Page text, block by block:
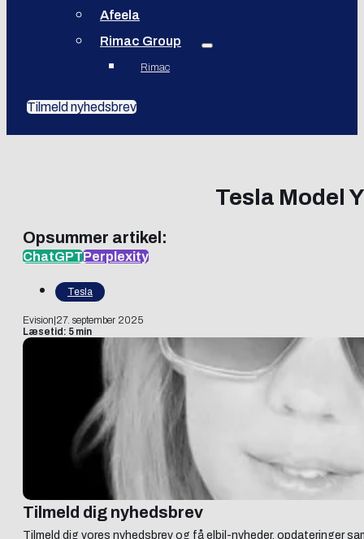
Afeela
Rimac Group
Rimac
Tilmeld nyhedsbrev
Tesla Model
Opsummer artikel:
ChatGPTPerplexity
Tesla
Evision 27. september 2025
Læsetid: 5 min
Tilmeld dig nyhedsbrev
Tilmeld dig vores nyhedsbrev og få elbil-nyheder, opdateringer